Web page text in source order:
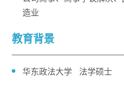
造业
教育背景
华东政法大学 法学硕士